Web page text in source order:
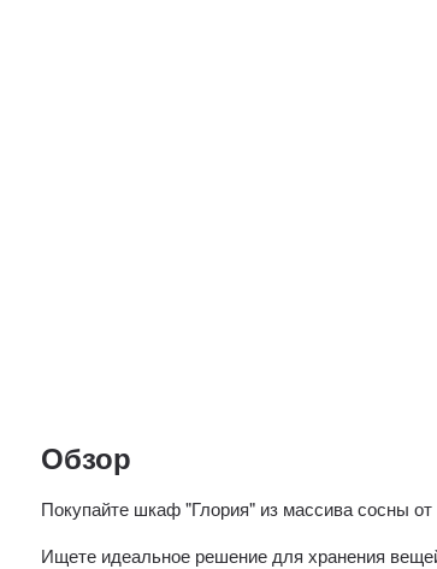
Обзор
Покупайте шкаф "Глория" из массива сосны
Ищете идеальное решение для хранения